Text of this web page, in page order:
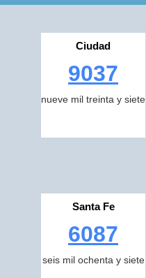
Ciudad
9037
nueve mil treinta y siete
Santa Fe
6087
seis mil ochenta y siete